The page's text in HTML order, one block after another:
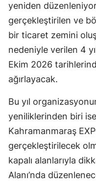
yeniden
gerçekleştirilen ve
bir ticaret zemini
nedeniyle verilen 4
Ekim 2026
ağırlayacak.
Bu yıl
yeniliklerinden biri
Kahramanmaraş
gerçekleştirilecek
kapalı alanlarıyla
Alanı’nda